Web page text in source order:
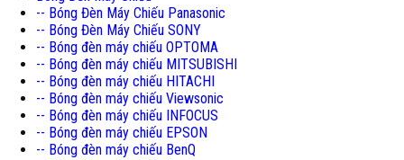
-- Bóng Đèn Máy Chiếu Panasonic
-- Bóng Đèn Máy Chiếu SONY
-- Bóng đèn máy chiếu OPTOMA
-- Bóng đèn máy chiếu MITSUBISHI
-- Bóng đèn máy chiếu HITACHI
-- Bóng đèn máy chiếu Viewsonic
-- Bóng đèn máy chiếu INFOCUS
-- Bóng đèn máy chiếu EPSON
-- Bóng đèn máy chiếu BenQ